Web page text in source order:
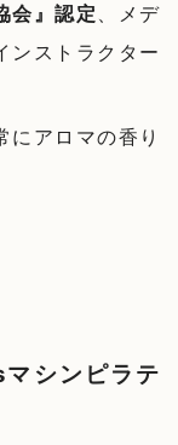
会』認定 、メデ
ンストラクター
にアロマの香り
シンピラテ